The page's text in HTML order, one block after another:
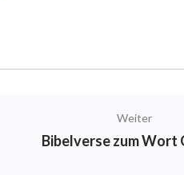
Weiter
Bibelverse zum Wort